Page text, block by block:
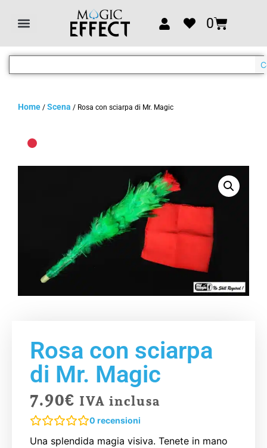
0
Home / Scena / Rosa con sciarpa di Mr. Magic
Rosa con sciarpa
di Mr. Magic
7.90€ IVA inclusa
0 recensioni
Una splendida magia visiva. Tenete in mano